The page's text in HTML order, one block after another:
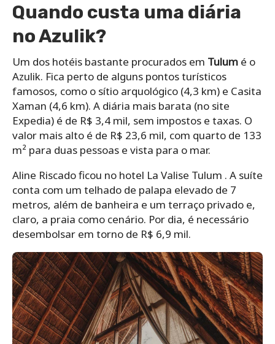
Quando custa uma diária
no Azulik?
Um dos hotéis bastante procurados em Tulum é o
Azulik. Fica perto de alguns pontos turísticos
famosos, como o sítio arquológico (4,3 km) e Casita
Xaman (4,6 km). A diária mais barata (no site
Expedia) é de R$ 3,4 mil, sem impostos e taxas. O
valor mais alto é de R$ 23,6 mil, com quarto de 133
m² para duas pessoas e vista para o mar.
Aline Riscado ficou no hotel La Valise Tulum . A suíte
conta com um telhado de palapa elevado de 7
metros, além de banheira e um terraço privado e,
claro, a praia como cenário. Por dia, é necessário
desembolsar em torno de R$ 6,9 mil.